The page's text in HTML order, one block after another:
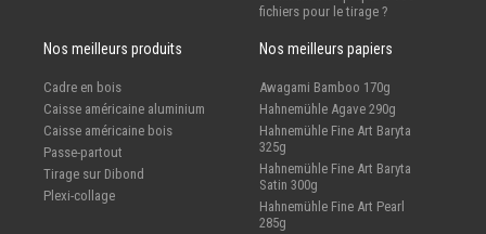
fichiers pour le tirage ?
Nos meilleurs produits
Cadre en bois
Caisse américaine aluminium
Caisse américaine bois
Passe-partout
Tirage sur Dibond
Plexi-collage
Nos meilleurs papiers
Awagami Bamboo 170g
Hahnemühle Agave 290g
Hahnemühle Fine Art Baryta
325g
Hahnemühle Fine Art Baryta
Satin 300g
Hahnemühle Fine Art Pearl
285g